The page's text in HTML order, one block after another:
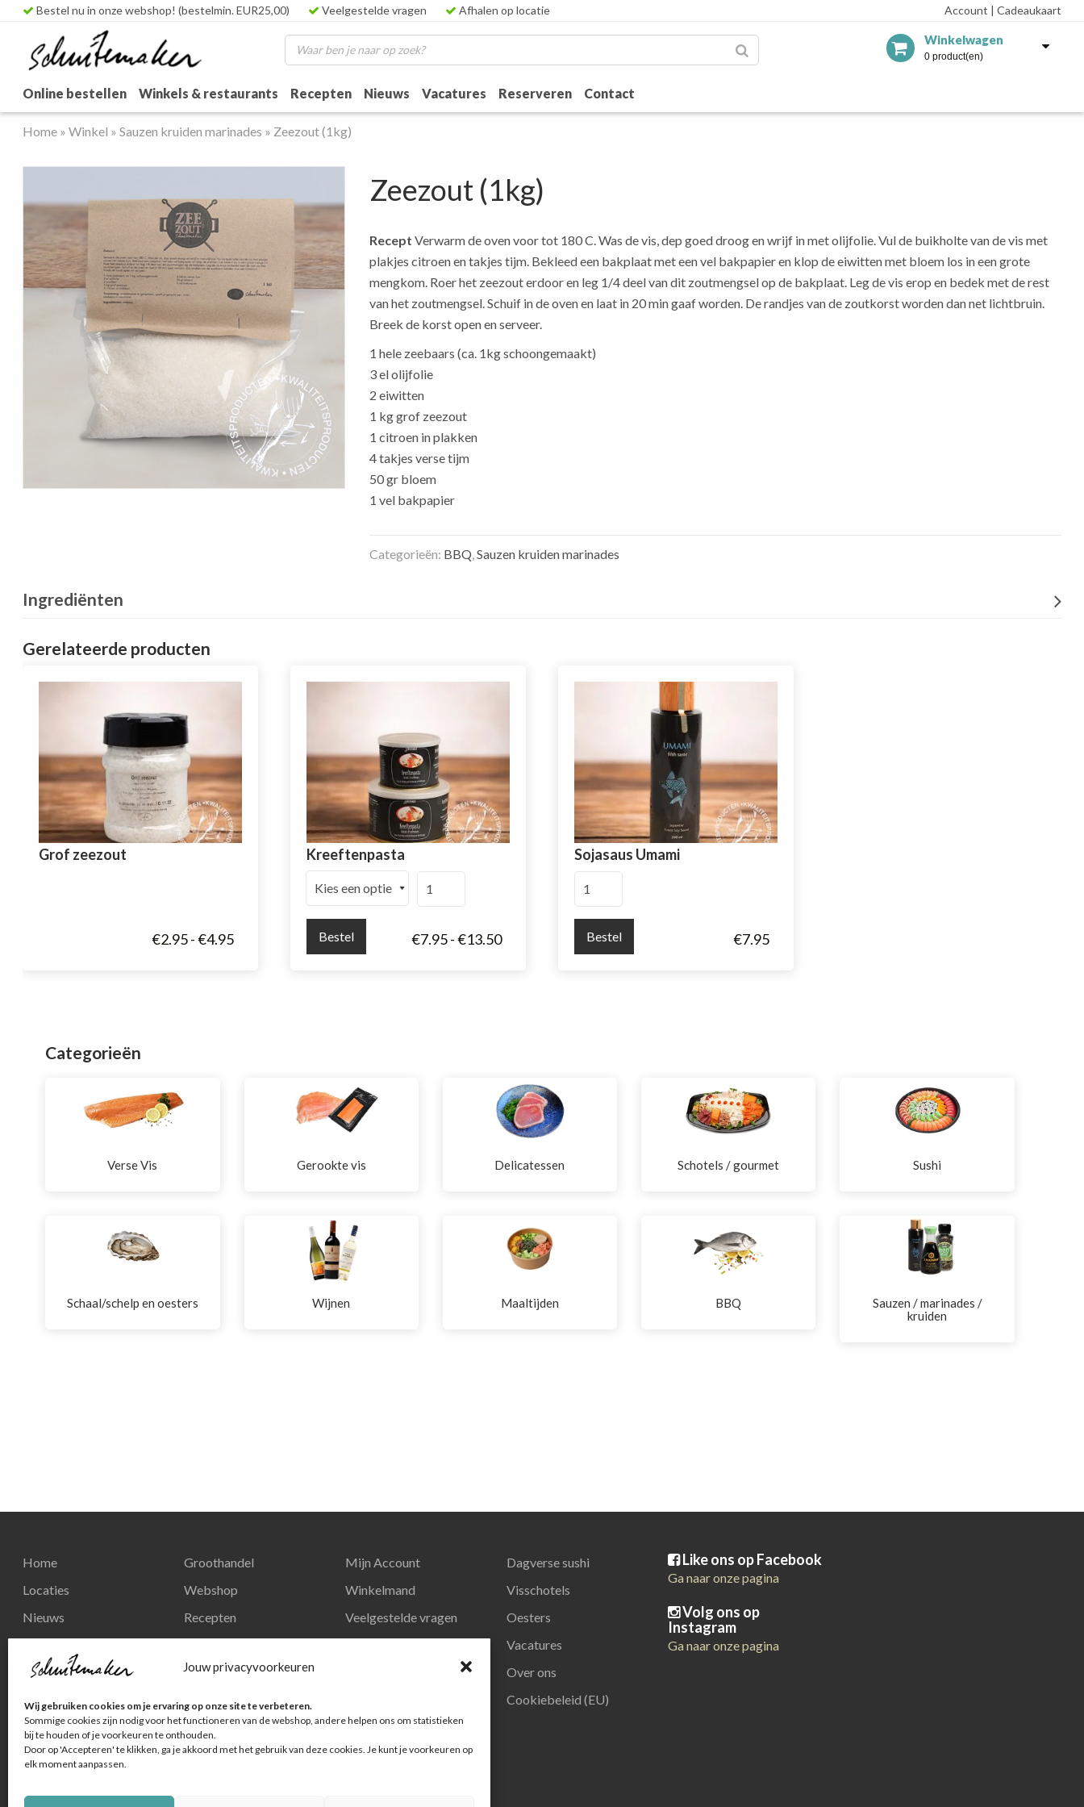
Jouw privacyvoorkeuren
Wij gebruiken cookies om je ervaring op onze site te verbeteren.
Sommige cookies zijn nodig voor het functioneren van de webshop, andere helpen ons om statistieken
bij te houden of je voorkeuren te onthouden.
Door op 'Accepteren' te klikken, ga je akkoord met het gebruik van deze cookies. Je kunt je voorkeuren op
elk moment aanpassen.
Bestel nu in onze webshop! (bestelmin. EUR25,00) Veelgestelde vragen Afhalen op locatie Account | Cadeaukaart
Winkelwagen
0 product(en)
Online bestellen Winkels & restaurants Recepten Nieuws Vacatures Reserveren Contact
Home »Winkel »Sauzen kruiden marinades » Zeezout (1kg)
Zeezout (1kg)
ReceptVerwarm de oven voor tot 180 C. Was de vis, dep goed droog en wrijf in met olijfolie. Vul de buikholte van de vis met
plakjes citroen en takjes tijm. Bekleed een bakplaat met een vel bakpapier en klop de eiwitten met bloem los in een grote
mengkom. Roer het zeezout erdoor en leg 1/4 deel van dit zoutmengsel op de bakplaat. Leg de vis erop en bedek met de rest
van het zoutmengsel. Schuif in de oven en laat in 20 min gaaf worden. De randjes van de zoutkorst worden dan net lichtbruin.
Breek de korst open en serveer.
1 hele zeebaars (ca. 1kg schoongemaakt)
3 el olijfolie
2 eiwitten
1 kg grof zeezout
1 citroen in plakken
4 takjes verse tijm
50 gr bloem
1 vel bakpapier
Categorieën: BBQ,Sauzen kruiden marinades
Ingrediënten
Gerelateerde producten
Grof zeezout
€2.95-€4.95Prijsklasse:
Kreeftenpasta
€7.95-€13.50Prijsklasse:
Bestel
Sojasaus Umami
€7.95
aantal
Bestel
Categorieën
Verse Vis Gerookte vis Delicatessen Schotels / gourmet Sushi
Schaal/schelp en oesters Wijnen Maaltijden BBQ
Sauzen / marinades /
kruiden
Home
Locaties
Nieuws
Contact
Privacy en
persoonsgegevens
Groothandel
Webshop
Recepten
Mijn Account
Winkelmand
Veelgestelde vragen
Dagverse sushi
Visschotels
Oesters
Vacatures
Over ons
Cookiebeleid (EU)
Like ons op Facebook
Ga naar onze pagina
Volg ons op
Instagram
Ga naar onze pagina